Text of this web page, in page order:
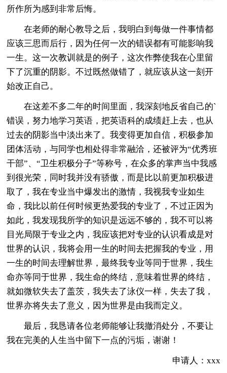
所作所为感到非常后悔。
在老师的耐心教导之后，我明白到每做一件事情都
应该三思而后行，因为任何一次的错误都有可能影响我
一生。这一次教训就是的例子，这次作弊使我在心里留
下了沉重的阴影。不过既然做错了，就应该从这一刻开
始改正自己。
在这差不多二年的时间里面，我深刻地反省自己的`
错误，努力地学习英语，把英语科的成绩赶上去，也从
过去的阴影当中淡出来了。我变得更加自信，积极参加
团体活动，与同学也相处得非常融洽，还被评为“优秀班
干部”、“卫生积极分子”等称号，在众多的掌声当中我感
到很光荣，同时我并没有骄傲，而是比以前更加积极进
取了，我在专业当中爆发出的激情，我视我专业如生
命，我比以前任何时候更热爱我的专业了，不过正因为
如此，我发现我所学的知识是远远不够的，我不可以将
目光局限于专业之内，我应该把对专业的认识看成是对
世界的认识，我将会用一生的时间去把握我的专业，用
一生的时间去理解世界，最终我专业等同于世界，我生
命亦等同于世界，我生命的终结，意味着世界的终结，
就如微软失去了盖茨，我失去了泳仪一样，失去了我，
世界亦将失去了意义，因为世界是由我而定义。
最后，我恳请各位老师能够让我撤消处分，不要让
我在完美的人生当中留下一点的污垢，谢谢！
申请人：xxx